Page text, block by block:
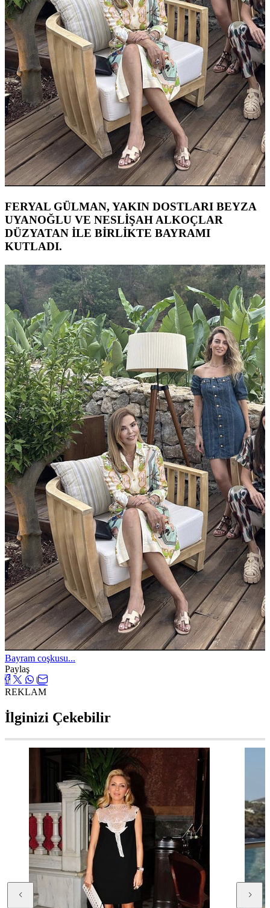
FERYAL GÜLMAN, YAKIN DOSTLARI BEYZA
UYANOĞLU VE NESLİŞAH ALKOÇLAR
DÜZYATAN İLE BİRLİKTE BAYRAMI
KUTLADI.
Bayram coşkusu...
Paylaş
REKLAM
İlginizi Çekebilir